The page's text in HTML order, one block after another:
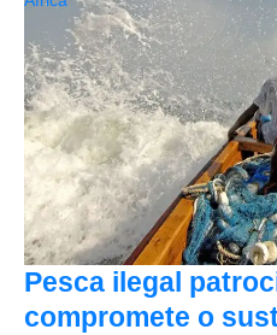
Pesca ilegal
compromete o